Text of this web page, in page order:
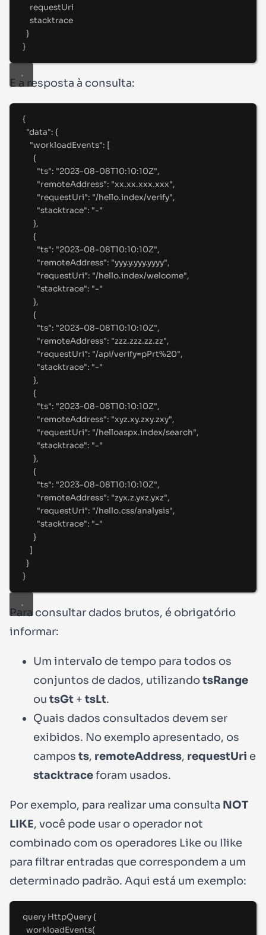
requestUri
stacktrace
}
}
E a resposta à consulta:
{
"data": {
"workloadEvents": [
{
"ts": "2023-08-08T10:10:10Z",
"remoteAddress": "xx.xx.xxx.xxx",
"requestUri": "/hello.index/verify",
"stacktrace": "-"
},
{
"ts": "2023-08-08T10:10:10Z",
"remoteAddress": "yyy.y.yyy.yyyy",
"requestUri": "/hello.index/welcome",
"stacktrace": "-"
},
{
"ts": "2023-08-08T10:10:10Z",
"remoteAddress": "zzz.zzz.zz.zz",
"requestUri": "/api/verify=pPrt%20",
"stacktrace": "-"
},
{
"ts": "2023-08-08T10:10:10Z",
"remoteAddress": "xyz.xy.zxy.zxy",
"requestUri": "/helloaspx.index/search",
"stacktrace": "-"
},
{
"ts": "2023-08-08T10:10:10Z",
"remoteAddress": "zyx.z.yxz.yxz",
"requestUri": "/hello.css/analysis",
"stacktrace": "-"
}
]
}
}
Para consultar dados brutos, é obrigatório
informar:
Um intervalo de tempo para todos os
conjuntos de dados, utilizandotsRange
ou tsGt + tsLt.
Quais dados consultados devem ser
exibidos. No exemplo apresentado, os
campos ts, remoteAddress, requestUri e
stacktraceforam usados.
Por exemplo, para realizar uma consulta NOT
LIKE, você pode usar o operador not
combinado com os operadores Like ou Ilike
para filtrar entradas que correspondem a um
determinado padrão. Aqui está um exemplo:
query HttpQuery {
workloadEvents(